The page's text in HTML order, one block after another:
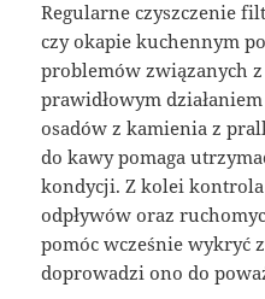
Regularne czyszczenie
czy okapie kuchennym
problemów związanych
prawidłowym
osadów z kamienia z
do kawy pomaga
kondycji. Z kolei
odpływów oraz
pomóc wcześnie wykryć
doprowadzi ono do